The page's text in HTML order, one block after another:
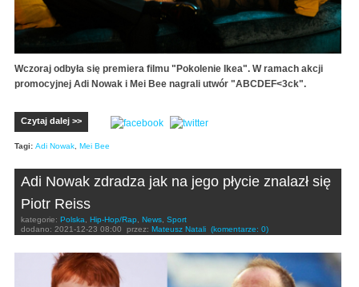
Wczoraj odbyła się premiera filmu "Pokolenie Ikea". W ramach akcji
promocyjnej Adi Nowak i Mei Bee nagrali utwór "ABCDEF<3ck".
Czytaj dalej >>
Tagi: Adi Nowak Mei Bee
Adi Nowak zdradza jak na jego płycie znalazł się
Piotr Reiss
kategorie: Polska Hip-Hop/Rap News Sport
dodano: 2021-12-23 08:00 przez: Mateusz Natali (komentarze: 0)